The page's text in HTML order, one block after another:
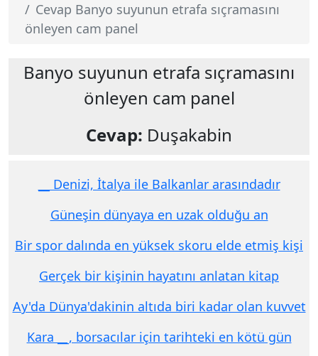
Cevap Banyo suyunun etrafa sıçramasını
önleyen cam panel
Banyo suyunun etrafa sıçramasını
önleyen cam panel
Cevap: Duşakabin
__ Denizi, İtalya ile Balkanlar arasındadır
Güneşin dünyaya en uzak olduğu an
Bir spor dalında en yüksek skoru elde etmiş kişi
Gerçek bir kişinin hayatını anlatan kitap
Ay'da Dünya'dakinin altıda biri kadar olan kuvvet
Kara __, borsacılar için tarihteki en kötü gün